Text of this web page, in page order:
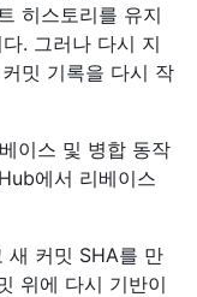
히스토리를 유지
. 그러나 다시 지
밋 기록을 다시 작
이스 및 병합 동작
에서 리베이스
새 커밋 SHA를 만
위에 다시 기반이